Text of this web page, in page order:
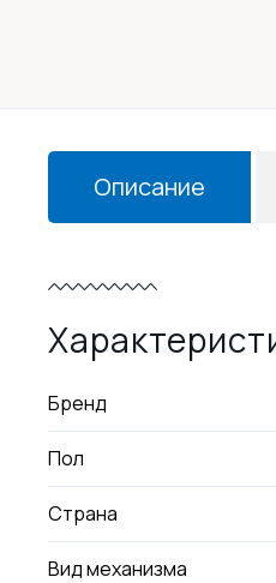
Описание
Бренд
Пол
Страна
Вид механизма